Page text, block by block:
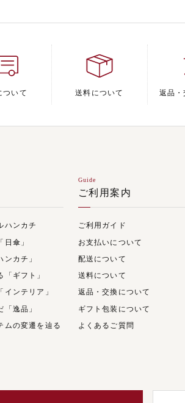
ついて 送料について 返品・
ハンカチ
傘」
カチ」
ギフト」
ンテリア」
「逸品」
ムの変遷を辿る
Guide
ご利用案内
ご利用ガイド
お支払いについて
配送について
送料について
返品・交換について
ギフト包装について
よくあるご質問